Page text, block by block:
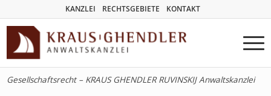
KANZLEI RECHTSGEBIETE KONTAKT
Gesellschaftsrecht – KRAUS GHENDLER RUVINSKIJ Anwaltskanzlei